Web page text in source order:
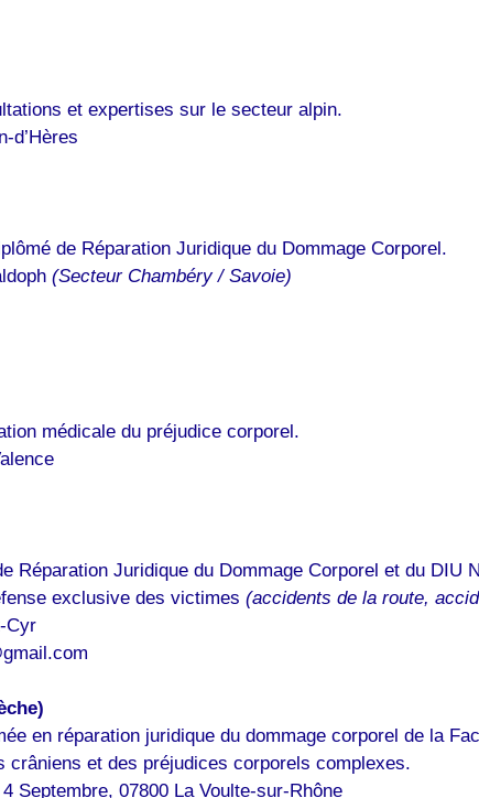
et expertises sur le secteur alpin.
d’Hères
de Réparation Juridique du Dommage Corporel.
(Secteur Chambéry / Savoie)
médicale du préjudice corporel.
Réparation Juridique du Dommage Corporel et du DIU
exclusive des victimes (accidents de la route,
Cyr
en réparation juridique du dommage corporel de la
crâniens et des préjudices corporels complexes.
Septembre, 07800 La Voulte-sur-Rhône